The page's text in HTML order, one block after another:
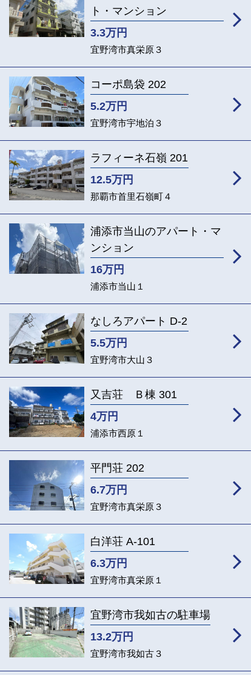
ト・マンション
3.3万円
宜野湾市真栄原３
コーポ島袋 202
5.2万円
宜野湾市宇地泊３
ラフィーネ石嶺 201
12.5万円
那覇市首里石嶺町４
浦添市当山のアパート・マ
ンション
16万円
浦添市当山１
なしろアパート D-2
5.5万円
宜野湾市大山３
又吉荘 Ｂ棟 301
4万円
浦添市西原１
平門荘 202
6.7万円
宜野湾市真栄原３
白洋荘 A-101
6.3万円
宜野湾市真栄原１
宜野湾市我如古の駐車場
13.2万円
宜野湾市我如古３